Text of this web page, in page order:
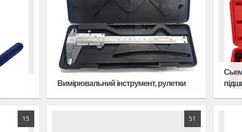
Вимірювальний інструмент, рулетки
15 51